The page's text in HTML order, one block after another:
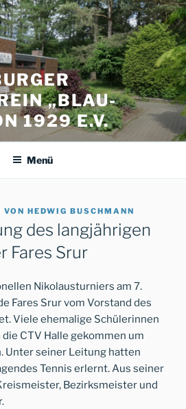
„BLAU-
1929 E.V.
Menü
VON HEDWIG BUSCHMANN
des langjährigen
Fares Srur
Nikolausturniers am 7.
Fares Srur vom Vorstand des
Viele ehemalige Schülerinnen
CTV Halle gekommen um
Unter seiner Leitung hatten
Tennis erlernt. Aus seiner
Bezirksmeister und